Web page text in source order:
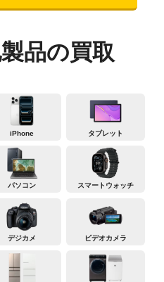
品の買取
iPhone タブレット
パソコン スマートウォッチ
デジカメ ビデオカメラ